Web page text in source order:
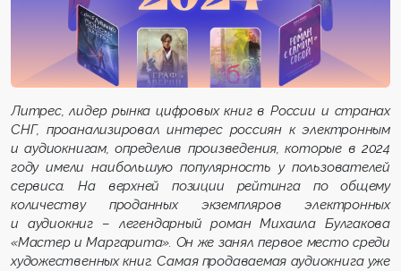
Литрес, лидер рынка цифровых книг в России и странах
СНГ, проанализировал интерес россиян к электронным
и аудиокнигам, определив произведения, которые в 2024
годуимели наибольшую популярность у пользователей
сервиса.На верхней позиции рейтинга по общему
количеству проданных экземпляров электронных
и аудиокниг – легендарный роман Михаила Булгакова
«Мастер и Маргарита». Он же занял первое место среди
художественных книг. Самая продаваемая аудиокнига уже